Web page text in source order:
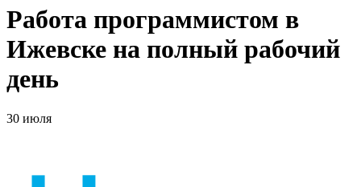
Работа программистом в
Ижевске на полный рабочий
день
30 июля